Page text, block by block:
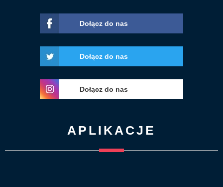
Dołącz do nas
Dołącz do nas
Dołącz do nas
APLIKACJE